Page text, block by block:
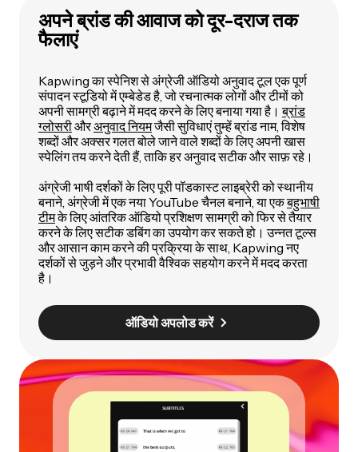
अपने ब्रांड की आवाज को दूर-दराज तक
फैलाएं
Kapwing का स्पेनिश से अंग्रेजी ऑडियो अनुवाद टूल एक पूर्ण
संपादन स्टूडियो में एम्बेडेड है, जो रचनात्मक लोगों और टीमों को
अपनी सामग्री बढ़ाने में मदद करने के लिए बनाया गया है।ब्रांड
ग्लोसरीऔरअनुवाद नियमजैसी सुविधाएं तुम्हें ब्रांड नाम, विशेष
शब्दों और अक्सर गलत बोले जाने वाले शब्दों के लिए अपनी खास
स्पेलिंग तय करने देती हैं, ताकि हर अनुवाद सटीक और साफ़ रहे।
अंग्रेजी भाषी दर्शकों के लिए पूरी पॉडकास्ट लाइब्रेरी को स्थानीय
बनाने, अंग्रेजी में एक नया YouTube चैनल बनाने, या एकबहुभाषी
टीमके लिए आंतरिक ऑडियो प्रशिक्षण सामग्री को फिर से तैयार
करने के लिए सटीक डबिंग का उपयोग कर सकते हो। उन्नत टूल्स
और आसान काम करने की प्रक्रिया के साथ, Kapwing नए
दर्शकों से जुड़ने और प्रभावी वैश्विक सहयोग करने में मदद करता
है।
ऑडियो अपलोड करें